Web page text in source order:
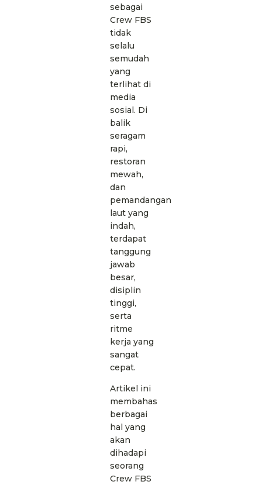
sebagai
Crew FBS
tidak
selalu
semudah
yang
terlihat di
media
sosial. Di
balik
seragam
rapi,
restoran
mewah,
dan
pemandangan
laut yang
indah,
terdapat
tanggung
jawab
besar,
disiplin
tinggi,
serta
ritme
kerja yang
sangat
cepat.
Artikel ini
membahas
berbagai
hal yang
akan
dihadapi
seorang
Crew FBS